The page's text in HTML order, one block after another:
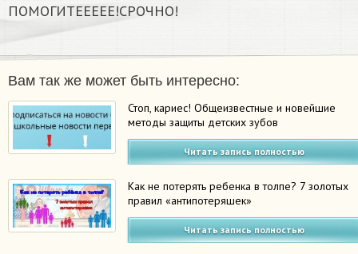
ПОМОГИТЕЕЕЕЕ!СРОЧНО!
Вам так же может быть интересно:
Стоп, кариес! Общеизвестные и новейшие
методы защиты детских зубов
Читать запись полностью
Как не потерять ребенка в толпе? 7 золотых
правил «антипотеряшек»
Читать запись полностью